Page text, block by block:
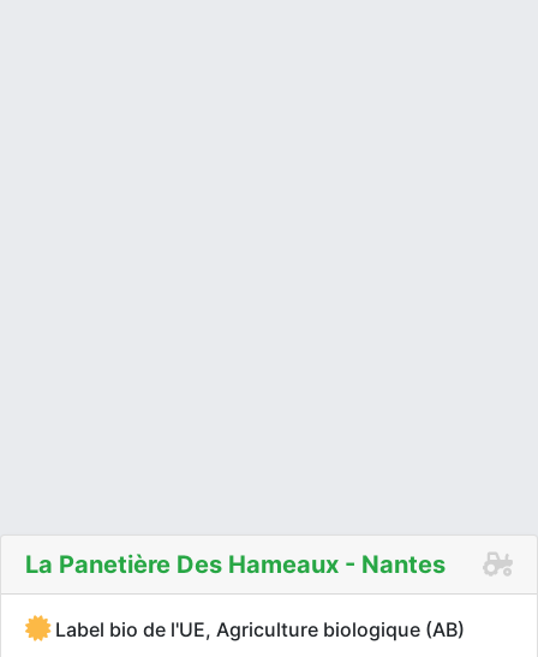
La Panetière Des Hameaux - Nantes
Label bio de l'UE, Agriculture biologique (AB)